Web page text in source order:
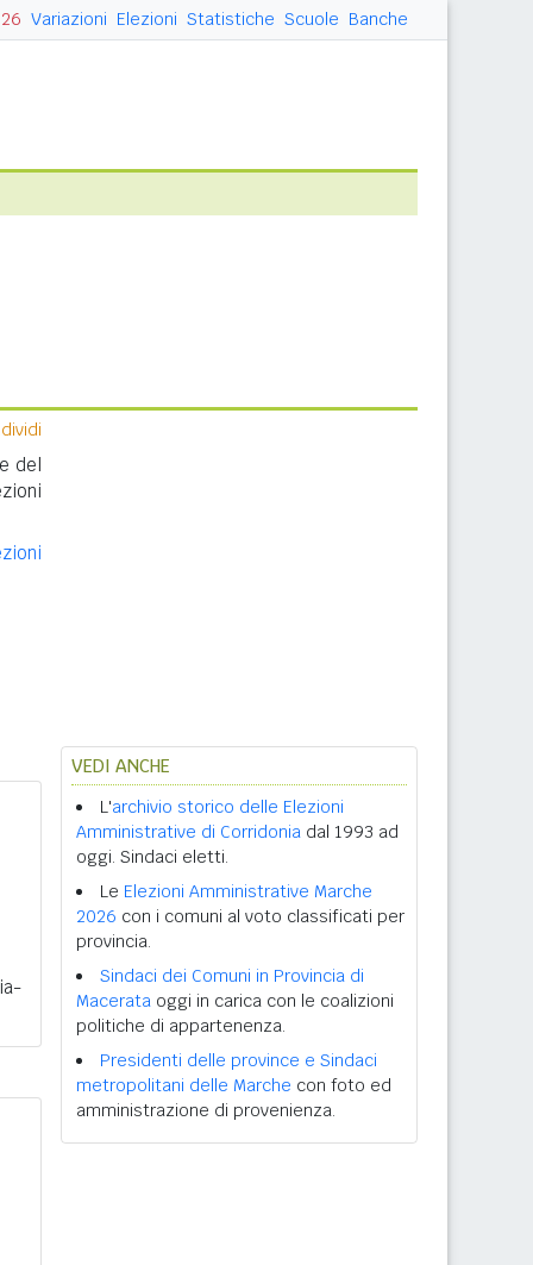
Variazioni Elezioni Statistiche Scuole Banche
del
VEDI ANCHE
L'archivio storico delle Elezioni
Amministrative di Corridonia dal 1993 ad
oggi. Sindaci eletti.
Le Elezioni Amministrative Marche
2026 con i comuni al voto classificati per
provincia.
Sindaci dei Comuni in Provincia di
Macerata oggi in carica con le coalizioni
politiche di appartenenza.
Presidenti delle province e Sindaci
metropolitani delle Marche con foto ed
amministrazione di provenienza.